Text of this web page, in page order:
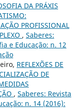
DA PRÁXIS
PROFISSIONAL
, Saberes:
e Educação: n. 12
REFLEXÕES DE
DE
, Saberes: Revista
n. 14 (2016):